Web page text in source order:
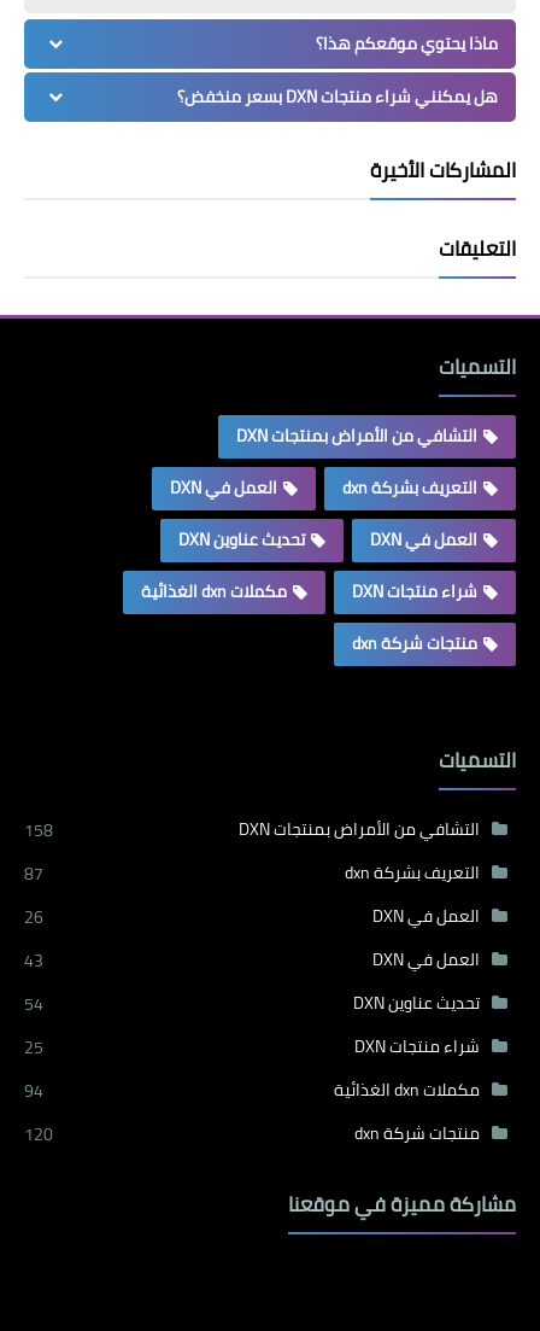
ماذا يحتوي موقعكم هذا؟
هل يمكنني شراء منتجات DXN بسعر منخفض؟
المشاركات الأخيرة
التعليقات
التسميات
التشافي من الأمراض بمنتجات DXN
التعريف بشركة dxn
العمل في DXN
العمل في DXN
تحديث عناوين DXN
شراء منتجات DXN
مكملات dxn الغذائية
منتجات شركة dxn
التسميات
التشافي من الأمراض بمنتجات DXN
158
التعريف بشركة dxn
87
العمل في DXN
26
العمل في DXN
43
تحديث عناوين DXN
54
شراء منتجات DXN
25
مكملات dxn الغذائية
94
منتجات شركة dxn
120
مشاركة مميزة في موقعنا